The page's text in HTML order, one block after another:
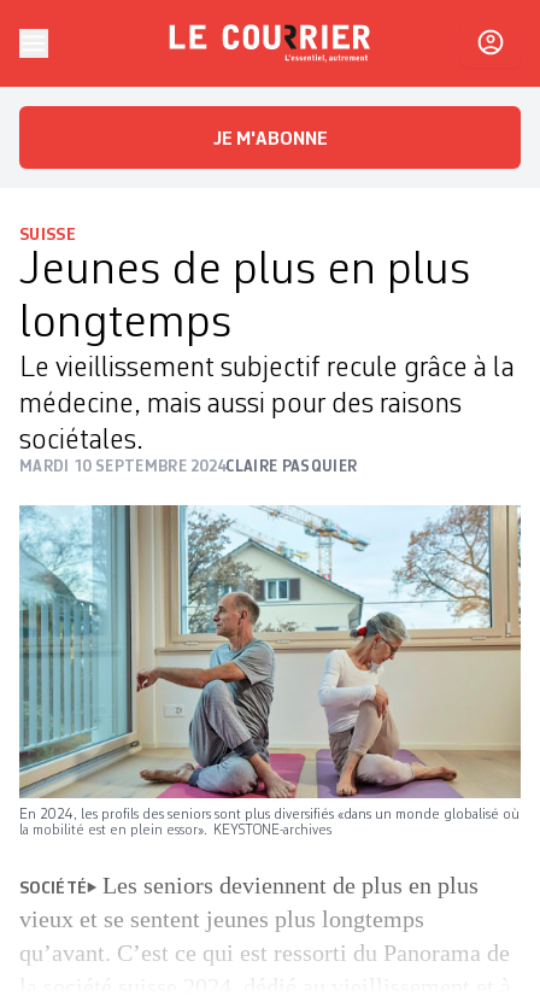
Le CourrierL'essentiel, autrement
JE M'ABONNE
SUISSE
Jeunes de plus en plus
longtemps
Le vieillissement subjectif recule grâce à la
médecine, mais aussi pour des raisons
sociétales.
MARDI 10 SEPTEMBRE 2024CLAIRE PASQUIER
En 2024, les profils des seniors sont plus diversifiés «dans un monde globalisé où
la mobilité est en plein essor». KEYSTONE-­archives
SOCIÉTÉ
Les seniors deviennent de plus en plus
vieux et se sentent jeunes plus longtemps
qu’avant. C’est ce qui est ressorti du Panorama de